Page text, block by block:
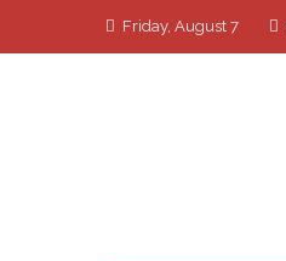
Friday, August 7